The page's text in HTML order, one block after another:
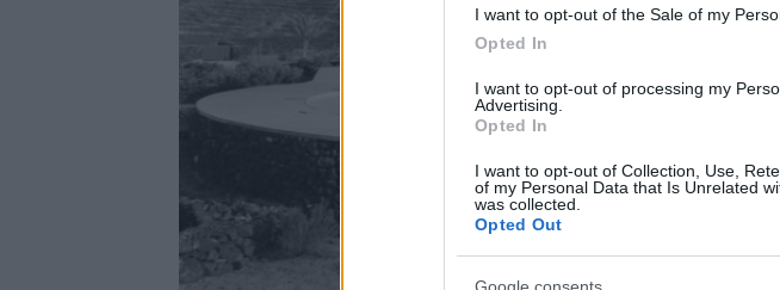
I want to opt-out of the Sale of my
Opted In
I want to opt-out of processing my
Advertising.
Opted In
I want to opt-out of Collection, Use,
of my Personal Data that Is Unrelated
was collected.
Opted Out